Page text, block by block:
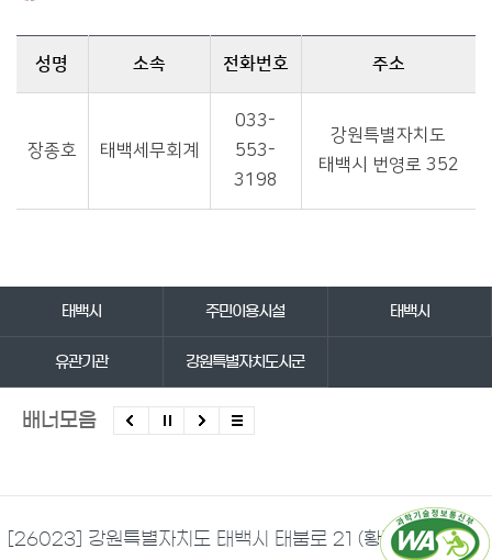
성명 소속 전화번호 주소
장종호 태백세무회계
033-
553-
3198
강원특별자치도
태백시 번영로 352
태백시 주민이용시설 태백시
유관기관 강원특별자치도시군
배너모음
[26023] 강원특별자치도 태백시 태붐로 21 (황지동)